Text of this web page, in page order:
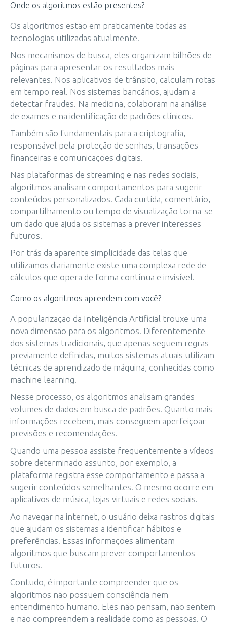
Onde os algoritmos estão presentes?
Os algoritmos estão em praticamente todas as
tecnologias utilizadas atualmente.
Nos mecanismos de busca, eles organizam bilhões de
páginas para apresentar os resultados mais
relevantes. Nos aplicativos de trânsito, calculam rotas
em tempo real. Nos sistemas bancários, ajudam a
detectar fraudes. Na medicina, colaboram na análise
de exames e na identificação de padrões clínicos.
Também são fundamentais para a criptografia,
responsável pela proteção de senhas, transações
financeiras e comunicações digitais.
Nas plataformas de streaming e nas redes sociais,
algoritmos analisam comportamentos para sugerir
conteúdos personalizados. Cada curtida, comentário,
compartilhamento ou tempo de visualização torna-se
um dado que ajuda os sistemas a prever interesses
futuros.
Por trás da aparente simplicidade das telas que
utilizamos diariamente existe uma complexa rede de
cálculos que opera de forma contínua e invisível.
Como os algoritmos aprendem com você?
A popularização da Inteligência Artificial trouxe uma
nova dimensão para os algoritmos. Diferentemente
dos sistemas tradicionais, que apenas seguem regras
previamente definidas, muitos sistemas atuais utilizam
técnicas de aprendizado de máquina, conhecidas como
machine learning.
Nesse processo, os algoritmos analisam grandes
volumes de dados em busca de padrões. Quanto mais
informações recebem, mais conseguem aperfeiçoar
previsões e recomendações.
Quando uma pessoa assiste frequentemente a vídeos
sobre determinado assunto, por exemplo, a
plataforma registra esse comportamento e passa a
sugerir conteúdos semelhantes. O mesmo ocorre em
aplicativos de música, lojas virtuais e redes sociais.
Ao navegar na internet, o usuário deixa rastros digitais
que ajudam os sistemas a identificar hábitos e
preferências. Essas informações alimentam
algoritmos que buscam prever comportamentos
futuros.
Contudo, é importante compreender que os
algoritmos não possuem consciência nem
entendimento humano. Eles não pensam, não sentem
e não compreendem a realidade como as pessoas. O